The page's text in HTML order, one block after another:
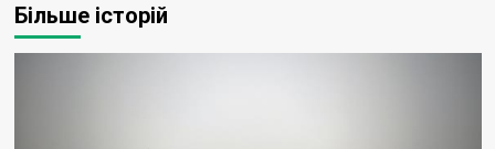
Більше історій